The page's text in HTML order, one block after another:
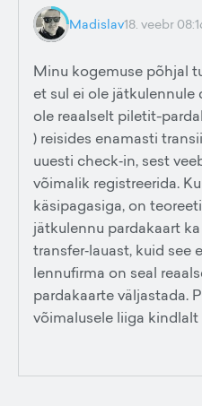
Madislav18. veebr
Minu kogemuse põhjal
et sul ei ole
ole reaalselt piletit-
) reisides enamasti
uuesti check‑in, sest
võimalik registreerida.
käsipagasiga, on
jätkulennu pardakaart
transfer‑lauast, kuid see
lennufirma on seal
pardakaarte väljastada.
võimalusele liiga